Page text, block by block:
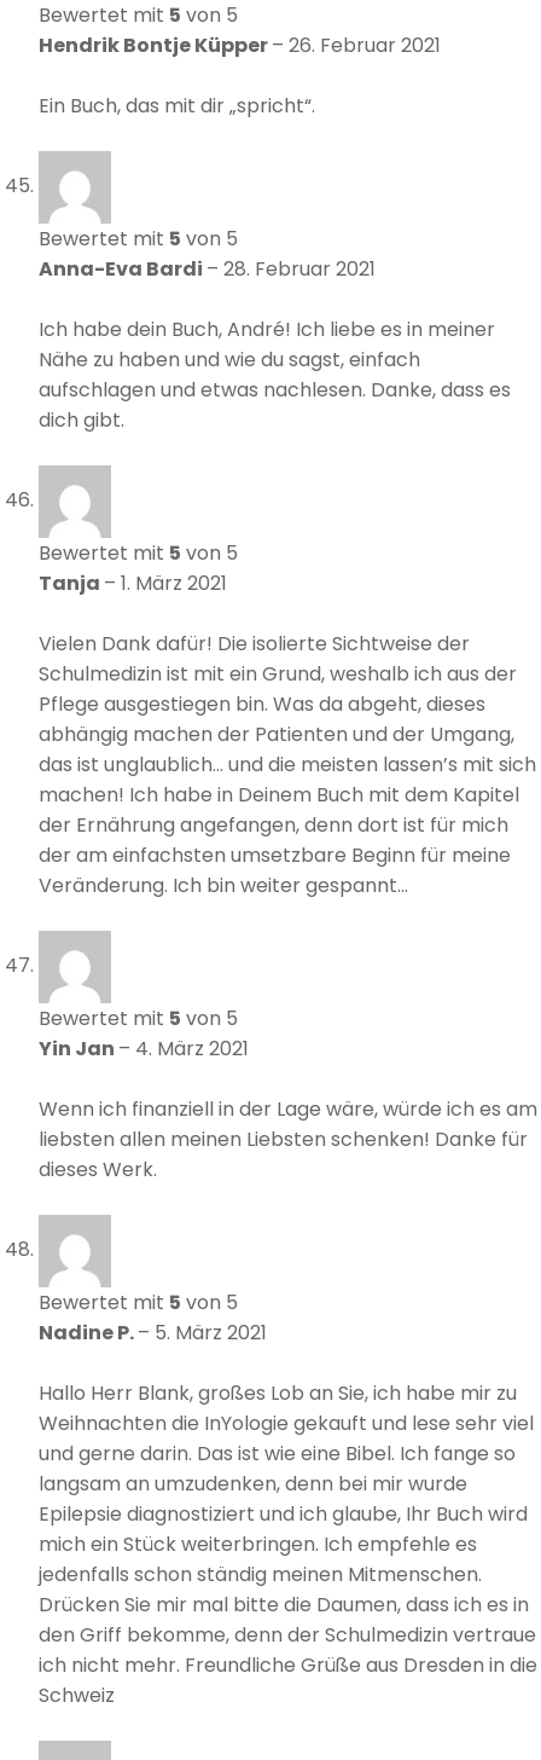
Bewertet mit 5 von 5
Hendrik Bontje Küpper– 26. Februar 2021
Ein Buch, das mit dir „spricht“.
Bewertet mit 5 von 5
Anna-Eva Bardi – 28. Februar 2021
Ich habe dein Buch, André! Ich liebe es in meiner
Nähe zu haben und wie du sagst, einfach
aufschlagen und etwas nachlesen. Danke, dass es
dich gibt.
Bewertet mit 5 von 5
Tanja – 1. März 2021
Vielen Dank dafür! Die isolierte Sichtweise der
Schulmedizin ist mit ein Grund, weshalb ich aus der
Pflege ausgestiegen bin. Was da abgeht, dieses
abhängig machen der Patienten und der Umgang,
das ist unglaublich… und die meisten lassen’s mit sich
machen! Ich habe in Deinem Buch mit dem Kapitel
der Ernährung angefangen, denn dort ist für mich
der am einfachsten umsetzbare Beginn für meine
Veränderung. Ich bin weiter gespannt…
Bewertet mit 5 von 5
Yin Jan – 4. März 2021
Wenn ich finanziell in der Lage wäre, würde ich es am
liebsten allen meinen Liebsten schenken! Danke für
dieses Werk.
Bewertet mit 5 von 5
Nadine P.– 5. März 2021
Hallo Herr Blank, großes Lob an Sie, ich habe mir zu
Weihnachten die InYologie gekauft und lese sehr viel
und gerne darin. Das ist wie eine Bibel. Ich fange so
langsam an umzudenken, denn bei mir wurde
Epilepsie diagnostiziert und ich glaube, Ihr Buch wird
mich ein Stück weiterbringen. Ich empfehle es
jedenfalls schon ständig meinen Mitmenschen.
Drücken Sie mir mal bitte die Daumen, dass ich es in
den Griff bekomme, denn der Schulmedizin vertraue
ich nicht mehr. Freundliche Grüße aus Dresden in die
Schweiz